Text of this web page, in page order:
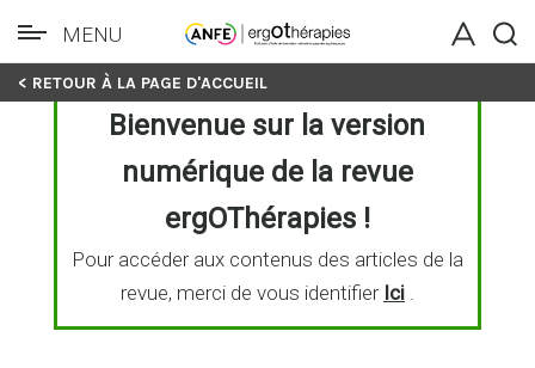
Skip
MENU
< RETOUR À LA PAGE D'ACCUEIL
Bienvenue sur la version
numérique de la revue
ergOThérapies !
Pour accéder aux contenus des articles de la
revue, merci de vous identifier Ici.